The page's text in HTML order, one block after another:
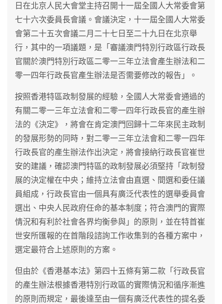
日在北京人民大會堂主持召開十一屆全國人大常委會第
七十六次委員長會議。會議決定，十一屆全國人大常委
會第二十五次會議二月二十七日至二十九日在北京舉
行，其中的一項議題，是「審議澳門特別行政區行政長
官關於澳門特別行政區二零一三年立法會產生辦法和二
零一四年行政長官產生辦法是否需要修改的報告」。
按照香港特區政制發展的經驗，全國人大常委會通過的
有關二零一三年立法會和二零一四年行政長官的產生辦
法的《決定》，將會在肯定澳門回歸十二年來民主政制
的發展形勢的同時，對二零一三年立法會和二零一四年
行政長官的產生辦法作出決定，將會接納行政長官崔世
安的建議，確認澳門特區的政制發展必須堅持「政制發
展的決定權在中央；維持立法會由直選、間選和委任議
員組成，行政長官由一個具有廣泛代表性的選舉委員會
選出、中央人民政府任命的基本制度；符合澳門的實際
情況和有利於社會各界均衡參與」的原則，並在特首崔
世安所匯報的在首階段諮詢工作收集到的各種方案中，
選定最符合上述原則的方案。
但由於《香港基本法》第四十五條有第二款「行政長官
的產生辦法根據香港特別行政區的實際情況和循序漸進
的原則而規定，最後達至由一個有廣泛代表性的提名委